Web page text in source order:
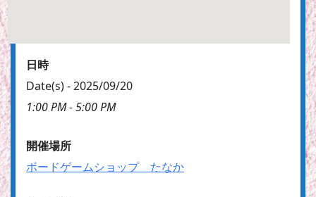
日時
Date(s) - 2025/09/20
1:00 PM - 5:00 PM
開催場所
ボードゲームショップ たなか